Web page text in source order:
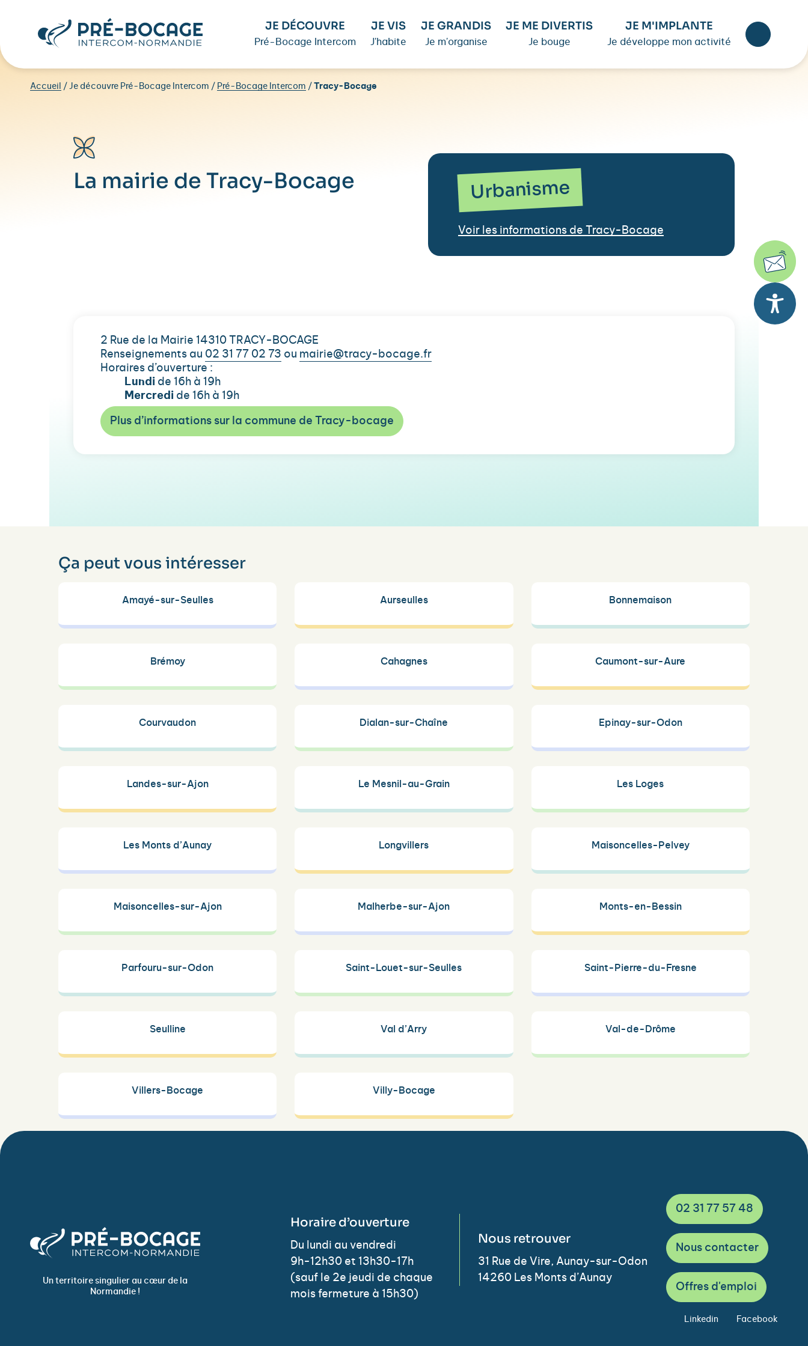
JE DÉCOUVRE
Pré-Bocage Intercom
JE VIS
J'habite
JE GRANDIS
Je m'organise
JE ME DIVERTIS
Je bouge
JE M'IMPLANTE
Je développe mon activité
Accueil / Je découvre Pré-Bocage Intercom / Pré-Bocage Intercom / Tracy-Bocage
La mairie de Tracy-Bocage Urbanisme
Voir les informations de Tracy-Bocage
2 Rue de la Mairie 14310 TRACY-BOCAGE
Renseignements au 02 31 77 02 73 ou mairie@tracy-bocage.fr
Horaires d’ouverture :
Lundi de 16h à 19h
Mercredi de 16h à 19h
Plus d’informations sur la commune de Tracy-bocage
Ça peut vous intéresser
Amayé-sur-Seulles Aurseulles Bonnemaison
Brémoy Cahagnes Caumont-sur-Aure
Courvaudon Dialan-sur-Chaîne Epinay-sur-Odon
Landes-sur-Ajon Le Mesnil-au-Grain Les Loges
Les Monts d’Aunay Longvillers Maisoncelles-Pelvey
Maisoncelles-sur-Ajon Malherbe-sur-Ajon Monts-en-Bessin
Parfouru-sur-Odon Saint-Louet-sur-Seulles Saint-Pierre-du-Fresne
Seulline Val d’Arry Val-de-Drôme
Villers-Bocage Villy-Bocage
Un territoire singulier au cœur de la
Normandie !
Horaire d’ouverture
Du lundi au vendredi
9h-12h30 et 13h30-17h
(sauf le 2e jeudi de chaque
mois fermeture à 15h30)
Nous retrouver
31 Rue de Vire, Aunay-sur-Odon
14260 Les Monts d’Aunay
02 31 77 57 48
Nous contacter
Offres d'emploi
Linkedin Facebook